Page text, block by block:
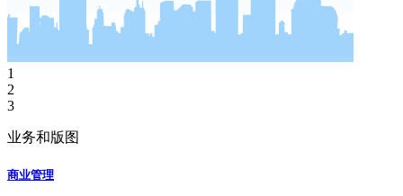
1
2
3
业务和版图
商业管理